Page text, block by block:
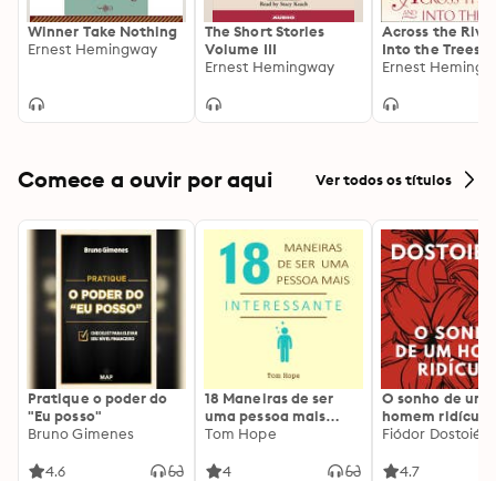
Winner Take Nothing
Ernest Hemingway
The Short Stories
Volume III
Ernest Hemingway
Across the
Into the Trees
Ernest
Comece a ouvir por aqui Ver todos os títulos
Pratique o poder do
"Eu posso"
Bruno Gimenes
4.6
18 Maneiras de ser
uma pessoa mais
interessante
Tom Hope
4
O sonho de um
homem ridículo
Fiódor
4.7